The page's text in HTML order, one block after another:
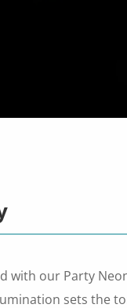
with our Party
sets the